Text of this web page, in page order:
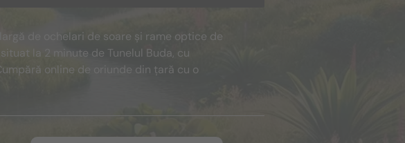
de ochelari de soare și rame optice de
la 2 minute de Tunelul Buda, cu
online de oriunde din țară cu o